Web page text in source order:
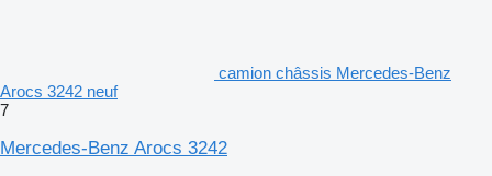
camion châssis Mercedes-Benz
Arocs 3242 neuf
7
Mercedes-Benz Arocs 3242